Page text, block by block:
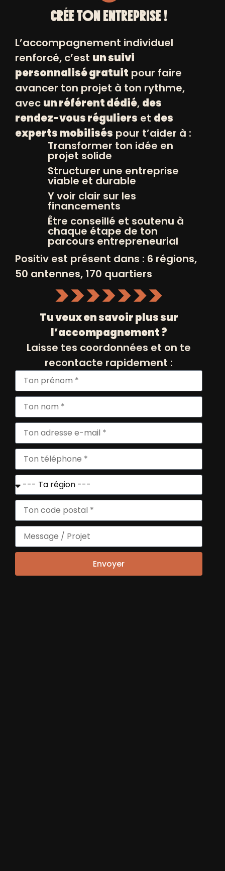
Avoir plus de 18 ans.
6 mois d'accompagnement
entièrement pris en charge.
Des rendez-vous individuels avec des
expertes et experts dans
l'entrepreneuriat.
Des ateliers thématiques : la mode
d’aujourd’hui et de demain, les matières
et la fabrication, l'aspect RSE...
Des événements : des ateliers de
couture, des visites de fablab, d'école
de mode, d'un atelier d'insertion...
Un tremplin final pour présenter son
projet devant un/une expert/experte.
Quels avantages avez-vous
à vous inscrire ?
Nos promotions à taille
humaineencouragent la cohésion et
l’entraide, dans lesquelles chaque
bénéficiaire dispose d’un référent en
entrepreneuriat offrantun
accompagnement individuel tout au
long du programme.
Et au-delà de cet accompagnement,
nous vous proposons
un accès exclusif à
la communauté d’entrepreneurs de
Positiv, des opportunités pensées pour
vous, et la continuation de
l’accompagnement post-création à
travers le Club des Positiveurs !
NOUS CONTACTER
CRÉE TON ENTREPRISE !
L’accompagnement individuel
renforcé, c’est un suivi
personnalisé gratuit pour faire
avancer ton projet à ton rythme,
avec un référent dédié, des
rendez-vous réguliers et des
experts mobilisés pour t’aider à :
Transformer ton idée en
projet solide
Structurer une entreprise
viable et durable
Y voir clair sur les
financements
Être conseillé et soutenu à
chaque étape de ton
parcours entrepreneurial
Positiv est présent dans : 6 régions,
50 antennes, 170 quartiers
Tu veux en savoir plus sur
l’accompagnement ?
Laisse tes coordonnées et on te
recontacte rapidement :
Envoyer